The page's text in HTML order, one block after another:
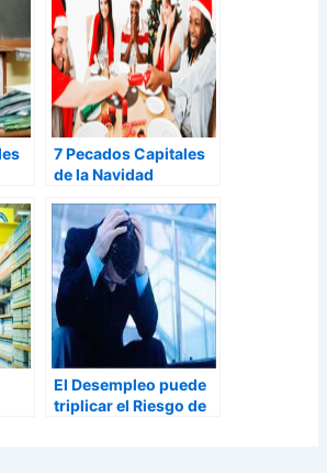
7 Pecados Capitales
de la Navidad
El Desempleo puede
triplicar el Riesgo de